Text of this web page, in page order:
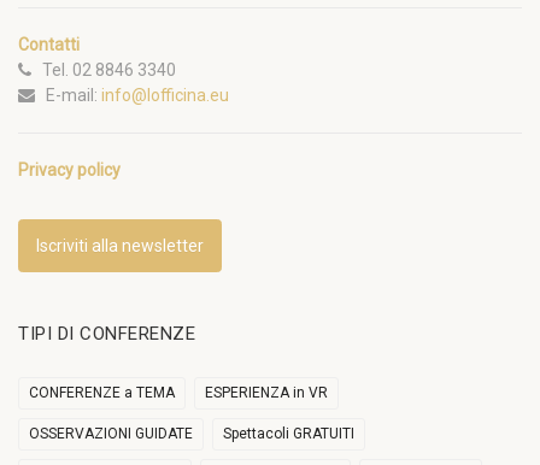
Contatti
Tel. 02 8846 3340
E-mail: info@lofficina.eu
Privacy policy
Iscriviti alla newsletter
TIPI DI CONFERENZE
CONFERENZE a TEMA ESPERIENZA in VR
OSSERVAZIONI GUIDATE Spettacoli GRATUITI